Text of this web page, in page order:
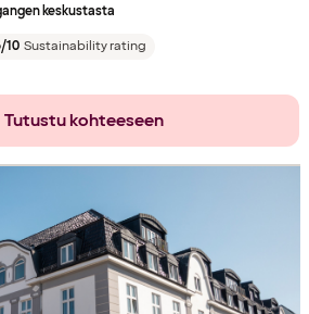
keskustasta
10 Sustainability rating
Tutustu kohteeseen